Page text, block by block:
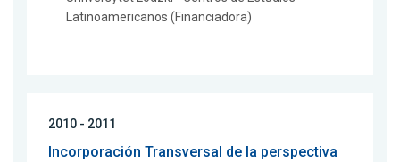
Latinoamericanos (Financiadora)
2010 - 2011
Incorporación Transversal de la perspectiva